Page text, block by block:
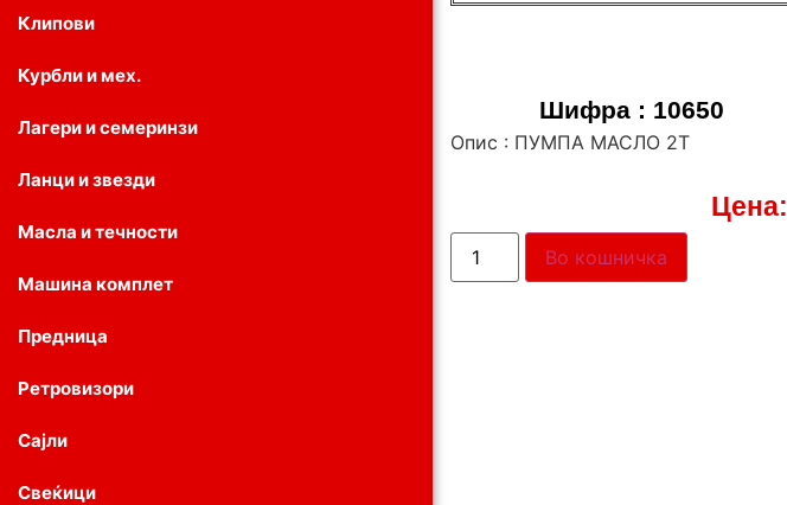
Клипови
Курбли и мех.
Лагери и семеринзи
Ланци и звезди
Масла и течности
Машина комплет
Предница
Ретровизори
Сајли
Свеќици
Шифра : 10650
Опис : ПУМПА МАСЛО 2Т
Цена:
Во кошничка